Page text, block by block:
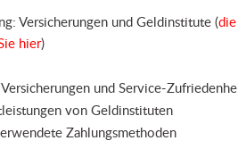
Versicherungen und Geldinstitute (
hier)
und Service-
von Geldinstituten
Zahlungsmethoden